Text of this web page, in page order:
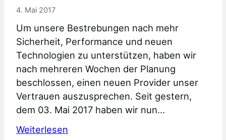
4. Mai 2017
Um unsere Bestrebungen nach mehr
Sicherheit, Performance und neuen
Technologien zu unterstützen, haben wir
nach mehreren Wochen der Planung
beschlossen, einen neuen Provider unser
Vertrauen auszusprechen. Seit gestern,
dem 03. Mai 2017 haben wir nun…
Weiterlesen